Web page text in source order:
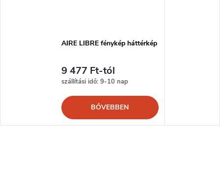
AIRE LIBRE fénykép háttérkép
9 477 Ft-tól
szállítási idő: 9-10 nap
BŐVEBBEN